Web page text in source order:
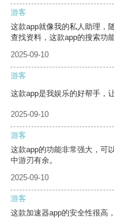
游客
这款app就像我的私人助理，
查找资料，这款app的搜索功
2025-09-10
游客
这款app是我娱乐的好帮手，
2025-09-10
游客
这款app的功能非常强大，可
中游刃有余。
2025-09-10
游客
这款加速器app的安全性很高